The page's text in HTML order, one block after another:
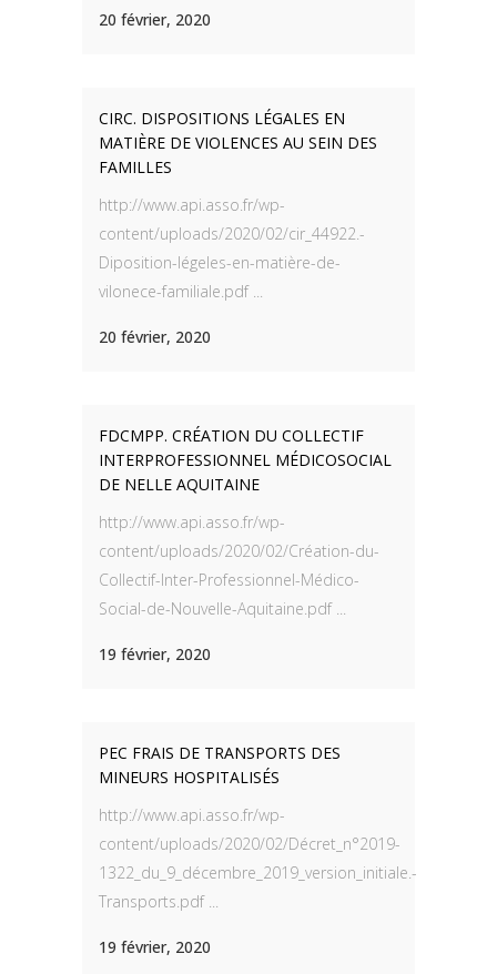
20 février, 2020
CIRC. DISPOSITIONS LÉGALES EN
MATIÈRE DE VIOLENCES AU SEIN DES
FAMILLES
http://www.api.asso.fr/wp-
content/uploads/2020/02/cir_44922.-
Diposition-légeles-en-matière-de-
vilonece-familiale.pdf ...
20 février, 2020
FDCMPP. CRÉATION DU COLLECTIF
INTERPROFESSIONNEL MÉDICOSOCIAL
DE NELLE AQUITAINE
http://www.api.asso.fr/wp-
content/uploads/2020/02/Création-du-
Collectif-Inter-Professionnel-Médico-
Social-de-Nouvelle-Aquitaine.pdf ...
19 février, 2020
PEC FRAIS DE TRANSPORTS DES
MINEURS HOSPITALISÉS
http://www.api.asso.fr/wp-
content/uploads/2020/02/Décret_n°2019-
1322_du_9_décembre_2019_version_initiale.-
Transports.pdf ...
19 février, 2020